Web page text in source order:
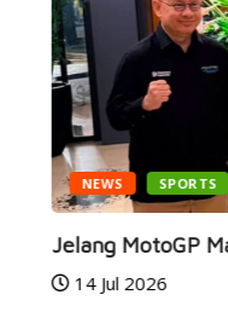
NEWS SPORTS
Jelang MotoGP
14 Jul 2026